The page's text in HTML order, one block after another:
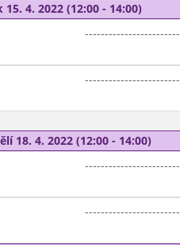
15. 4. 2022 (12:00 - 14:00)
18. 4. 2022 (12:00 - 14:00)